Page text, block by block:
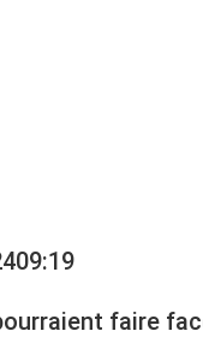
09:19
faire